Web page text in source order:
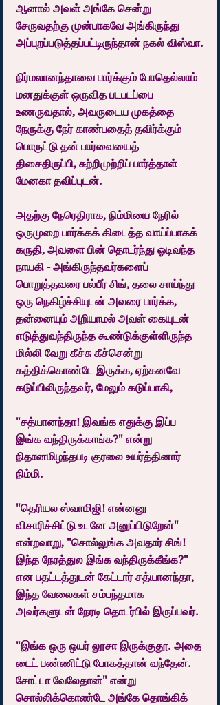
ஆனால் அவள் அங்கே சென்று
சேருவதற்கு முன்பாகவே அங்கிருந்து
அப்புறப்படுத்தப்பட்டிருந்தான் நகல் விஸ்வா.
நிர்மலானந்தாவை பார்க்கும் போதெல்லாம்
மனதுக்குள் ஒருவித படபடப்பை
உணருவதால், அவருடைய முகத்தை
நேருக்கு நேர் காண்பதைத் தவிர்க்கும்
பொருட்டு தன் பார்வையைத்
திசைதிருப்பி, சுற்றிமுற்றிப் பார்த்தாள்
மேனகா தவிப்புடன்.
அதற்கு நேரெதிராக, நிம்மியை நேரில்
ஒருமுறை பார்க்கக் கிடைத்த வாய்ப்பாகக்
கருதி, அவளை பின் தொடர்ந்து ஓடிவந்த
நாயகி - அங்கிருந்தவர்களைப்
பொறுத்தவரை பல்பீர் சிங், தலை சாய்ந்து
ஒரு நெகிழ்ச்சியுடன் அவரை பார்க்க,
தன்னையும் அறியாமல் அவள் கையுடன்
எடுத்துவந்திருந்த கூண்டுக்குள்ளிருந்த
மில்லி வேறு கீச்சு கீச்சென்று
கத்திக்கொண்டே இருக்க, ஏற்கனவே
கடுப்பிலிருந்தவர், மேலும் கடுப்பாகி,
"சத்யானந்தா! இவங்க எதுக்கு இப்ப
இங்க வந்திருக்காங்க?" என்று
நிதானமிழந்தபடி குரலை உயர்த்தினார்
நிம்மி.
"தெரியல ஸ்வாமிஜி! என்னனு
விசாரிச்சிட்டு உடனே அனுப்பிடுறேன்"
என்றவாறு, "சொல்லுங்க அவதார் சிங்!
இந்த நேரத்துல இங்க வந்திருக்கீங்க?"
என பதட்டத்துடன் கேட்டார் சத்யானந்தா,
இந்த வேலைகள் சம்பந்தமாக
அவர்களுடன் நேரடி தொடர்பில் இருப்பவர்.
"இங்க ஒரு ஒயர் லூசா இருக்குதூ. அதை
டைட் பண்ணிட்டு போகத்தான் வந்தேன்.
சோட்டா வேலேதான்" என்று
சொல்லிக்கொண்டே அங்கே தொங்கிக்